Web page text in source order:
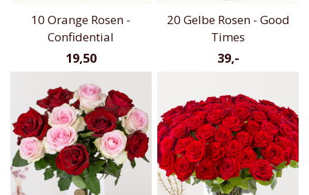
10 Orange Rosen -
Confidential
19,50
20 Gelbe Rosen - Good
Times
39,-